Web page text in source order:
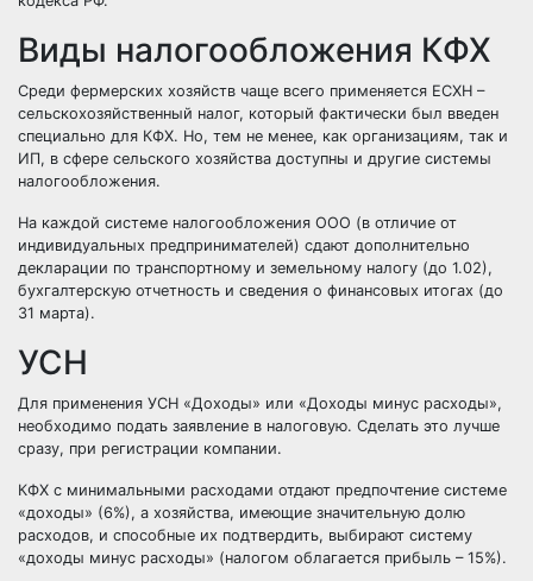
Виды налогообложения КФХ
Среди фермерских хозяйств чаще всего применяется ЕСХН –
сельскохозяйственный налог, который фактически был введен
специально для КФХ. Но, тем не менее, как организациям, так и
ИП, в сфере сельского хозяйства доступны и другие системы
налогообложения.
На каждой системе налогообложения ООО (в отличие от
индивидуальных предпринимателей) сдают дополнительно
декларации по транспортному и земельному налогу (до 1.02),
бухгалтерскую отчетность и сведения о финансовых итогах (до
31 марта).
УСН
Для применения УСН «Доходы» или «Доходы минус расходы»,
необходимо подать заявление в налоговую. Сделать это лучше
сразу, при регистрации компании.
КФХ с минимальными расходами отдают предпочтение системе
«доходы» (6%), а хозяйства, имеющие значительную долю
расходов, и способные их подтвердить, выбирают систему
«доходы минус расходы» (налогом облагается прибыль – 15%).